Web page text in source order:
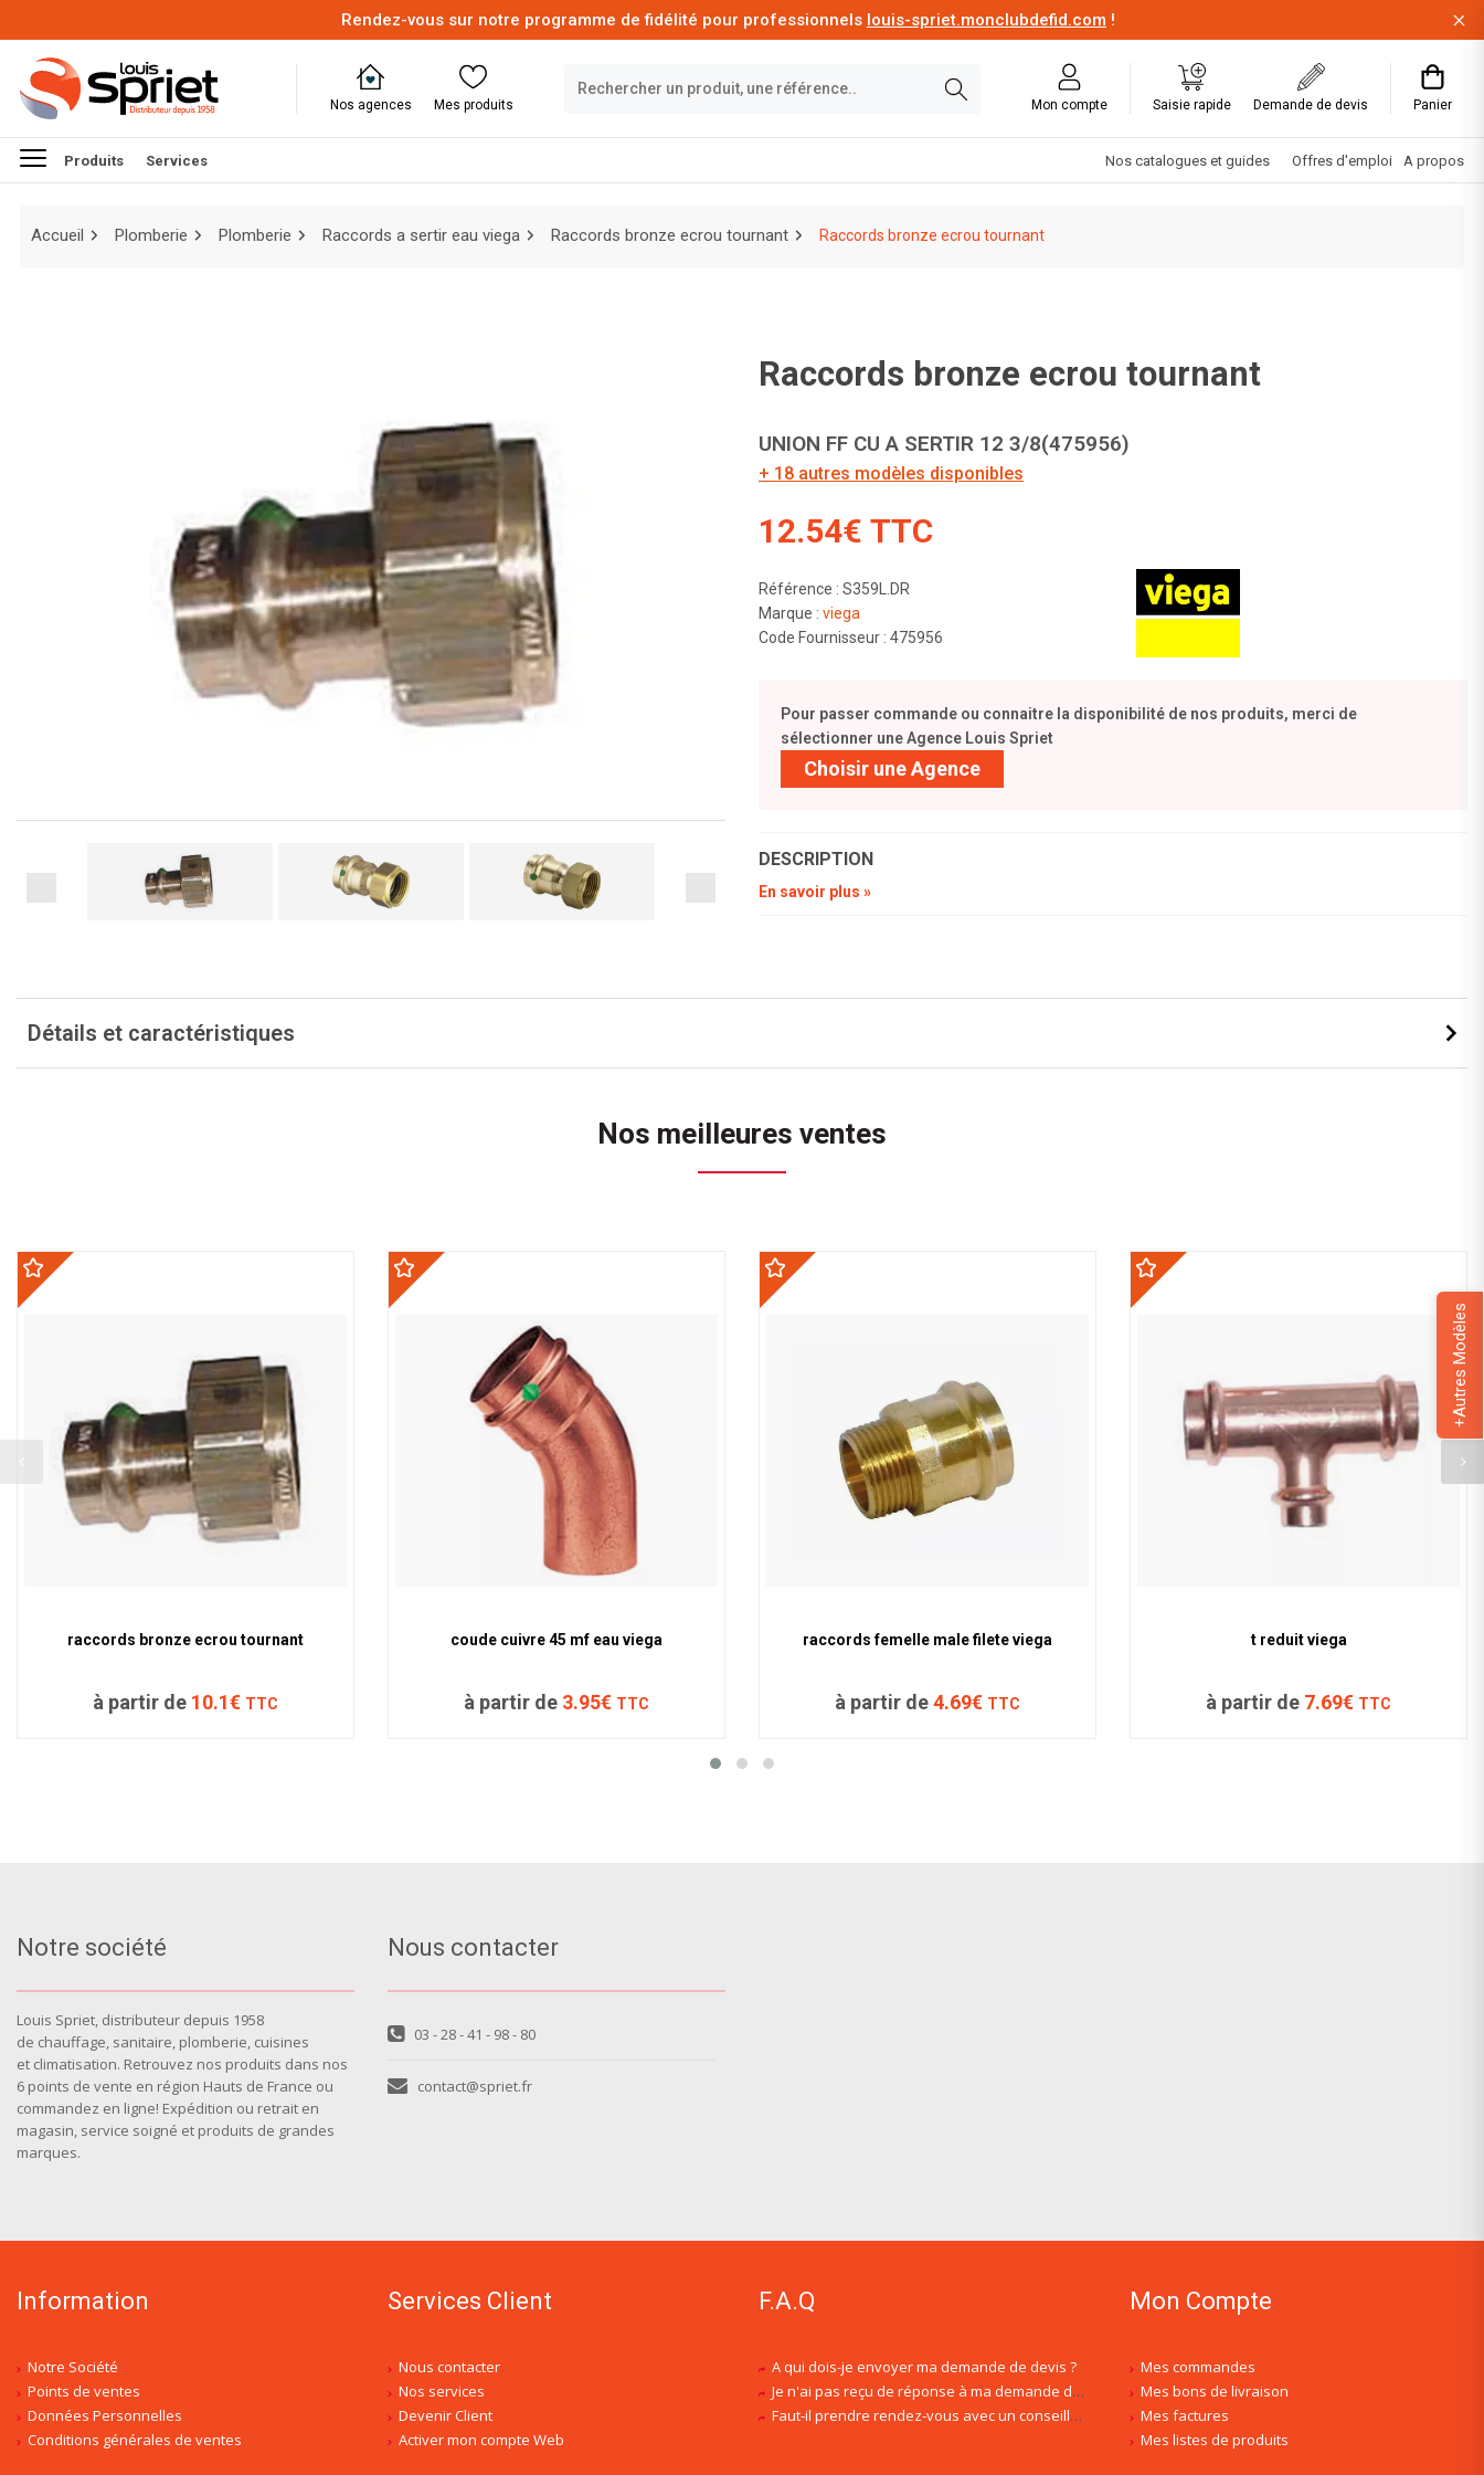
Rendez-vous sur notre programme de fidélité pour professionnels louis-spriet.monclubdefid.com !
Nos agences Mes produits Mon compte Saisie rapide Demande de devis Panier
Produits Services Nos catalogues et guides Offres d'emploi A propos
Accueil Plomberie Plomberie Raccords a sertir eau viega Raccords bronze ecrou tournant Raccords bronze ecrou tournant
raccords bronze ecrou tournant
UNION FF CU A SERTIR 12 3/8(475956)
+ 18 autres modèles disponibles
12.54€ TTC
Référence : S359L.DR
Marque : viega
Code Fournisseur : 475956
Pour passer commande ou connaitre la disponibilité de nos produits, merci de
sélectionner une Agence Louis Spriet
Choisir une Agence
DESCRIPTION
En savoir plus »
+Autres Modèles
Détails et caractéristiques
Nos meilleures ventes
raccords bronze ecrou tournant
à partir de 10.1€ TTC
coude cuivre 45 mf eau viega
à partir de 3.95€ TTC
raccords femelle male filete viega
à partir de4.69€ TTC
t reduit viega
à partir de 7.69€ TTC
Notre société
Louis Spriet, distributeur depuis 1958
de chauffage, sanitaire, plomberie, cuisines
et climatisation. Retrouvez nos produits dans nos
6 points de vente en région Hauts de France ou
commandez en ligne! Expédition ou retrait en
magasin, service soigné et produits de grandes
marques.
Nous contacter
03 - 28 - 41 - 98 - 80
contact@spriet.fr
Information
Notre Société
Points de ventes
Données Personnelles
Conditions générales de ventes
Services Client
Nous contacter
Nos services
Devenir Client
Activer mon compte Web
F.A.Q
A qui dois-je envoyer ma demande de devis ?
Je n'ai pas reçu de réponse à ma demande de devis, est-ce normal ?
Faut-il prendre rendez-vous avec un conseiller spécialisé ?
Mon Compte
Mes commandes
Mes bons de livraison
Mes factures
Mes listes de produits